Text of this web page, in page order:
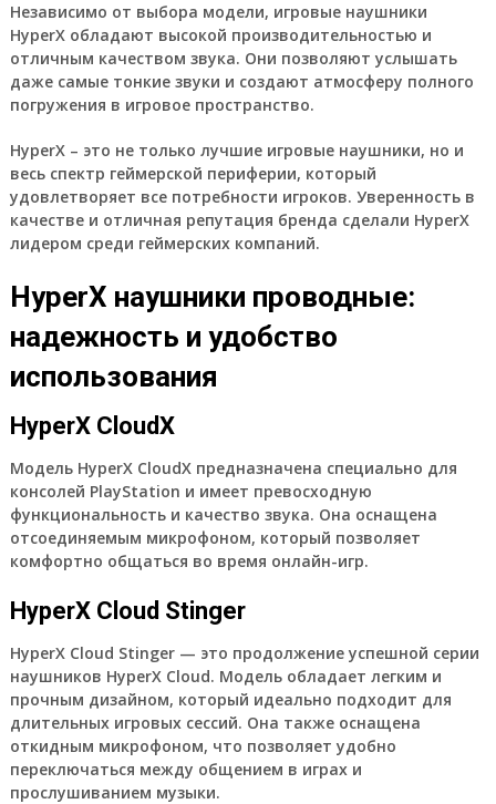
Независимо от выбора модели, игровые наушники
HyperX обладают высокой производительностью и
отличным качеством звука. Они позволяют услышать
даже самые тонкие звуки и создают атмосферу полного
погружения в игровое пространство.
HyperX– это не только лучшие игровые наушники, но и
весь спектр геймерской периферии, который
удовлетворяет все потребности игроков. Уверенность в
качестве и отличная репутация бренда сделали HyperX
лидером среди геймерских компаний.
HyperX наушники проводные:
надежность и удобство
использования
HyperX CloudX
Модель HyperX CloudX предназначена специально для
консолей PlayStation и имеет превосходную
функциональность и качество звука. Она оснащена
отсоединяемым микрофоном, который позволяет
комфортно общаться во время онлайн-игр.
HyperX Cloud Stinger
HyperX Cloud Stinger — это продолжение успешной серии
наушников HyperX Cloud. Модель обладает легким и
прочным дизайном, который идеально подходит для
длительных игровых сессий. Она также оснащена
откидным микрофоном, что позволяет удобно
переключаться между общением в играх и
прослушиванием музыки.